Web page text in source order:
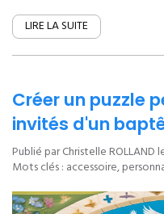
LIRE LA SUITE
Créer un puzzle
invités d'un
Publié par Christelle ROLLAND
Mots clés : accessoire,